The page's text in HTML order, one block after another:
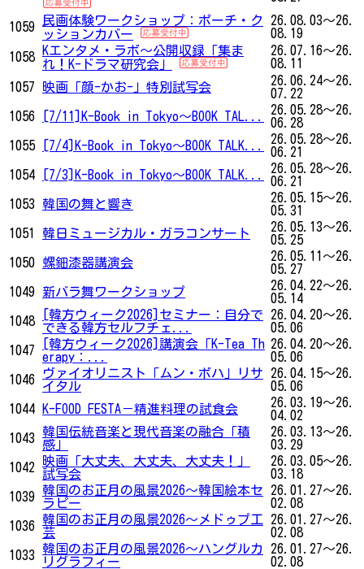
1059
民画体験ワークショップ：ポーチ・ク
ッションカバー
26.08.03～26.
08.19
1058
Kエンタメ・ラボ～公開収録「集ま
れ！K-ドラマ研究会」
26.07.16～26.
08.11
1057
映画「顔-かお-」特別試写会
26.06.24～26.
07.22
1056
[7/11]K-Book in Tokyo～BOOK TAL...
26.05.28～26.
06.28
1055
[7/4]K-Book in Tokyo～BOOK TALK...
26.05.28～26.
06.21
1054
[7/3]K-Book in Tokyo～BOOK TALK...
26.05.28～26.
06.21
1053 韓国の舞と響き
26.05.15～26.
05.31
1051
韓日ミュージカル・ガラコンサート
26.05.13～26.
05.25
1050
螺鈿漆器講演会
26.05.11～26.
05.27
1049
新バラ舞ワークショップ
26.04.22～26.
05.14
1048
[韓方ウィーク2026]セミナー：自分で
できる韓方セルフチェ...
26.04.20～26.
05.06
1047
[韓方ウィーク2026]講演会「K-Tea Th
erapy：...
26.04.20～26.
05.06
1046
ヴァイオリニスト「ムン・ボハ」リサ
イタル
26.04.15～26.
05.06
1044
K-FOOD FESTA－精進料理の試食会
26.03.19～26.
04.02
1043 韓国伝統音楽と現代音楽の融合「積
感」
26.03.13～26.
03.29
1042
映画「大丈夫、大丈夫、大丈夫！」
試写会
26.03.05～26.
03.18
1039 韓国のお正月の風景2026〜韓国絵本セ
ラピー
26.01.27～26.
02.08
1036 韓国のお正月の風景2026〜メドゥプ工
芸
26.01.27～26.
02.08
1033 韓国のお正月の風景2026〜ハングルカ
リグラフィー
26.01.27～26.
02.08